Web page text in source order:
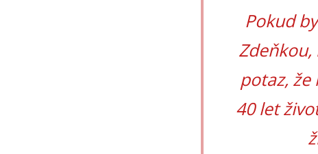
Pokud
Zdeňkou,
potaz,
40 let